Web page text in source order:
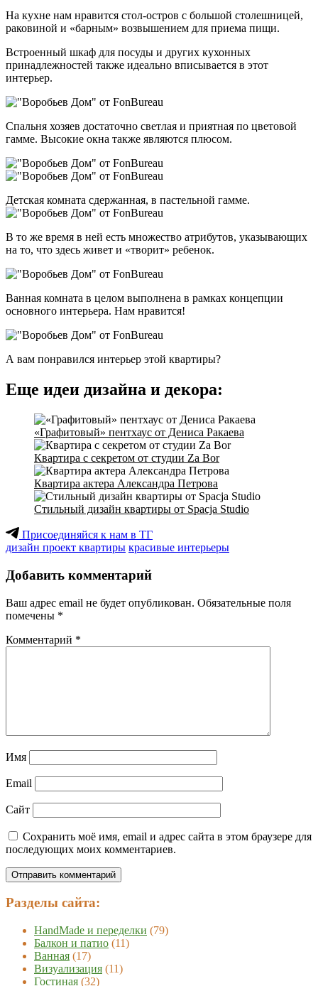
На кухне нам нравится стол-остров с большой столешницей,
раковиной и «барным» возвышением для приема пищи.
Встроенный шкаф для посуды и других кухонных
принадлежностей также идеально вписывается в этот
интерьер.
Спальня хозяев достаточно светлая и приятная по цветовой
гамме. Высокие окна также являются плюсом.
Детская комната сдержанная, в пастельной гамме.
В то же время в ней есть множество атрибутов, указывающих
на то, что здесь живет и «творит» ребенок.
Ванная комната в целом выполнена в рамках концепции
основного интерьера. Нам нравится!
А вам понравился интерьер этой квартиры?
Еще идеи дизайна и декора:
«Графитовый» пентхаус от Дениса Ракаева
Квартира с секретом от студии Za Bor
Квартира актера Александра Петрова
Стильный дизайн квартиры от Spacja Studio
Присоединяйся к нам в ТГ
дизайн проект квартиры красивые интерьеры
Добавить комментарий
Ваш адрес email не будет опубликован. Обязательные поля
помечены *
Комментарий *
Имя
Email
Сайт
Сохранить моё имя, email и адрес сайта в этом браузере для
последующих моих комментариев.
Разделы сайта:
HandMade и переделки (79)
Балкон и патио (11)
Ванная (17)
Визуализация (11)
Гостиная (32)